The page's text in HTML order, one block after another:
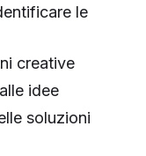
le
creative
idee
soluzioni